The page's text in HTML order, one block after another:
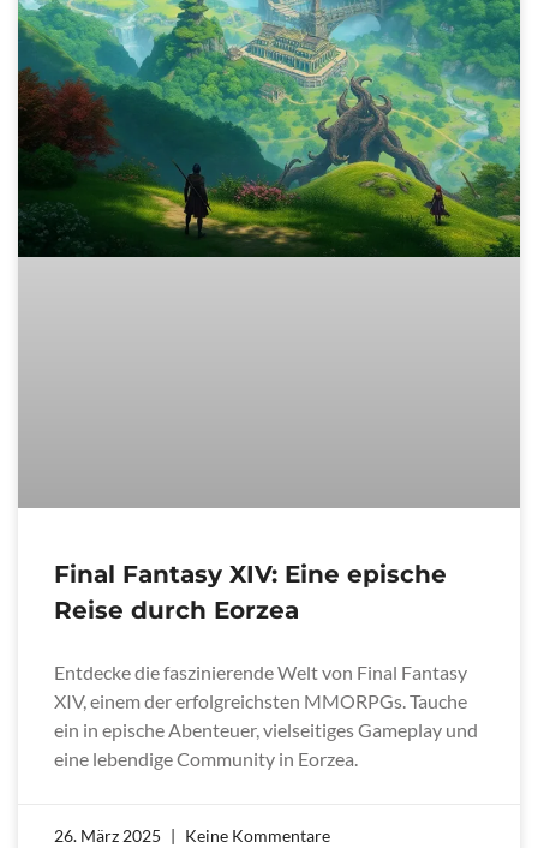
Final Fantasy XIV: Eine epische
Reise durch Eorzea
Entdecke die faszinierende Welt von Final Fantasy
XIV, einem der erfolgreichsten MMORPGs. Tauche
ein in epische Abenteuer, vielseitiges Gameplay und
eine lebendige Community in Eorzea.
26. März 2025 Keine Kommentare